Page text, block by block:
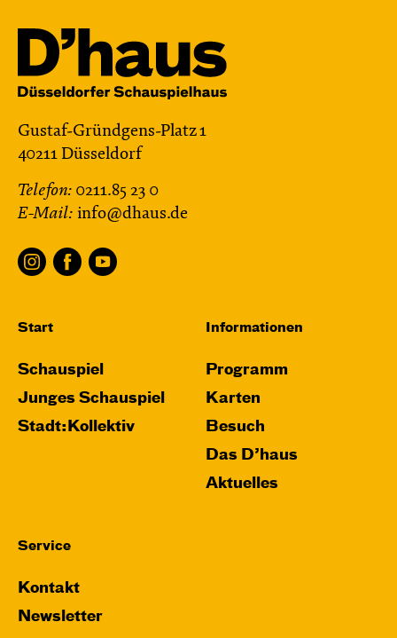
Gustaf-Gründgens-Platz 1
40211 Düsseldorf
Telefon: 0211.85 23 0
E-Mail: info@dhaus.de
Start
Schauspiel
Junges Schauspiel
Stadt:Kollektiv
Informationen
Programm
Karten
Besuch
Das D’haus
Aktuelles
Service
Kontakt
Newsletter